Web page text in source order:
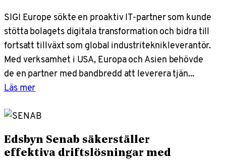
SIGI Europe sökte en proaktiv IT-partner som kunde
stötta bolagets digitala transformation och bidra till
fortsatt tillväxt som global industriteknikleverantör.
Med verksamhet i USA, Europa och Asien behövde
de en partner med bandbredd att leverera tjän...
Läs mer
Edsbyn Senab säkerställer
effektiva driftslösningar med